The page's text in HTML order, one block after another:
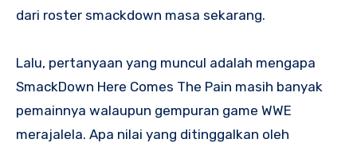
dari roster smackdown masa sekarang.
Lalu, pertanyaan yang muncul adalah mengapa
SmackDown Here Comes The Pain masih banyak
pemainnya walaupun gempuran game WWE
merajalela. Apa nilai yang ditinggalkan oleh